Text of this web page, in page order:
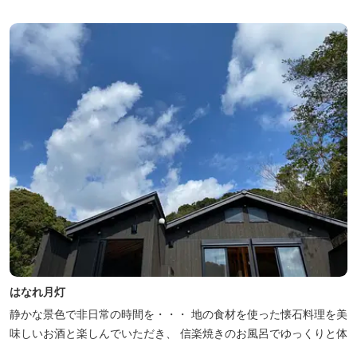
はなれ月灯
静かな景色で非日常の時間を・・・ 地の食材を使った懐石料理を美
味しいお酒と楽しんでいただき、 信楽焼きのお風呂でゆっくりと体